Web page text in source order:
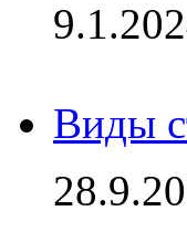
Виды